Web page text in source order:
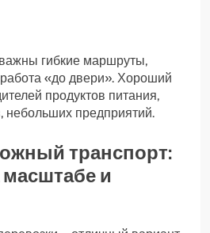
гибкие маршруты,
«до двери». Хороший
продуктов питания,
небольших предприятий.
транспорт:
и